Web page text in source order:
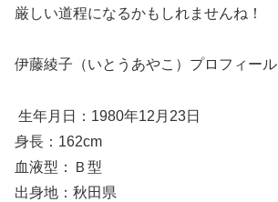
厳しい道程になるかもしれませんね！
伊藤綾子（いとうあやこ）プロフィール
生年月日：1980年12月23日
身長：162cm
血液型：Ｂ型
出身地：秋田県